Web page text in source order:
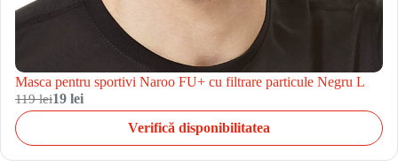
Masca pentru sportivi Naroo FU+ cu filtrare particule Negru L
119 lei19 lei
Verifică disponibilitatea